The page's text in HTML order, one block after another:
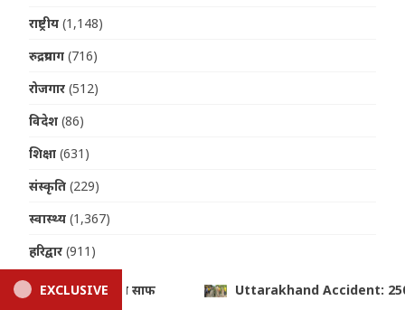
राष्ट्रीय (1,148)
रुद्रप्रयाग (716)
रोजगार (512)
विदेश (86)
शिक्षा (631)
संस्कृति (229)
स्वास्थ्य (1,367)
हरिद्वार (911)
EXCLUSIVE
250 मीटर गहरी खाई में गिरी बोलेरो, एक ही परिवार के पांच लोगों की